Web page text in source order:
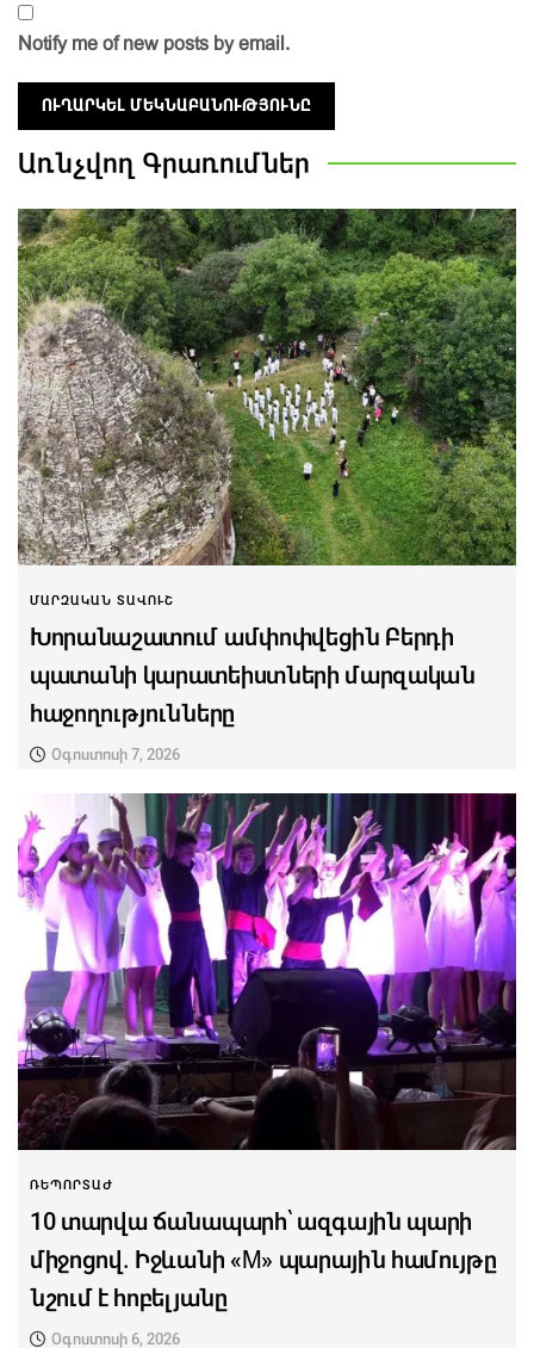
Notify me of new posts by email.
Առնչվող Գրառումներ
ՄԱՐԶԱԿԱՆ ՏԱՎՈՒՇ
Խորանաշատում ամփոփվեցին Բերդի
պատանի կարատեիստների մարզական
հաջողությունները
Օգոստոսի 7, 2026
ՌԵՊՈՐՏԱԺ
10 տարվա ճանապարհ՝ ազգային պարի
միջոցով. Իջևանի «M» պարային համույթը
նշում է հոբելյանը
Օգոստոսի 6, 2026